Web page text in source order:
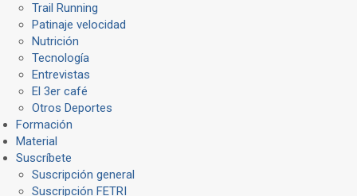
Trail Running
Patinaje velocidad
Nutrición
Tecnología
Entrevistas
El 3er café
Otros Deportes
Formación
Material
Suscríbete
Suscripción general
Suscripción FETRI